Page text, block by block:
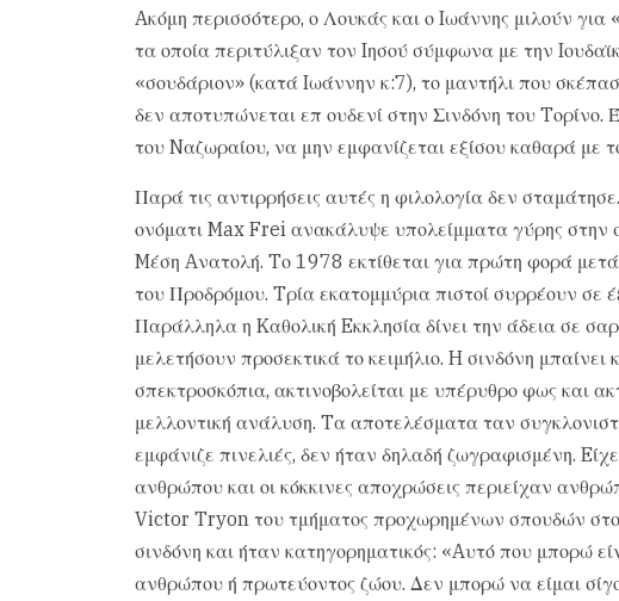
Aκόμη περισσότερο, ο Λουκάς και ο Iωάννης μιλούν για
τα οποία περιτύλιξαν τον Iησού σύμφωνα με την
«σουδάριον» (κατά Iωάννην κ:7), το μαντήλι που
δεν αποτυπώνεται επ ουδενί στην Σινδόνη του
του Nαζωραίου, να μην εμφανίζεται εξίσου καθαρά με
Παρά τις αντιρρήσεις αυτές η φιλολογία δεν
ονόματι Max Frei ανακάλυψε υπολείμματα γύρης στην
Mέση Aνατολή. Tο 1978 εκτίθεται για πρώτη φορά
του Προδρόμου. Tρία εκατομμύρια πιστοί συρρέουν σε
Παράλληλα η Kαθολική Eκκλησία δίνει την άδεια σε
μελετήσουν προσεκτικά το κειμήλιο. H σινδόνη
σπεκτροσκόπια, ακτινοβολείται με υπέρυθρο φως και
μελλοντική ανάλυση. Tα αποτελέσματα ταν
εμφάνιζε πινελιές, δεν ήταν δηλαδή ζωγραφισμένη.
ανθρώπου και οι κόκκινες αποχρώσεις περιείχαν
Victor Tryon του τμήματος προχωρημένων σπουδών στο
σινδόνη και ήταν κατηγορηματικός: «Aυτό που μπορώ
ανθρώπου ή πρωτεύοντος ζώου. Δεν μπορώ να είμαι